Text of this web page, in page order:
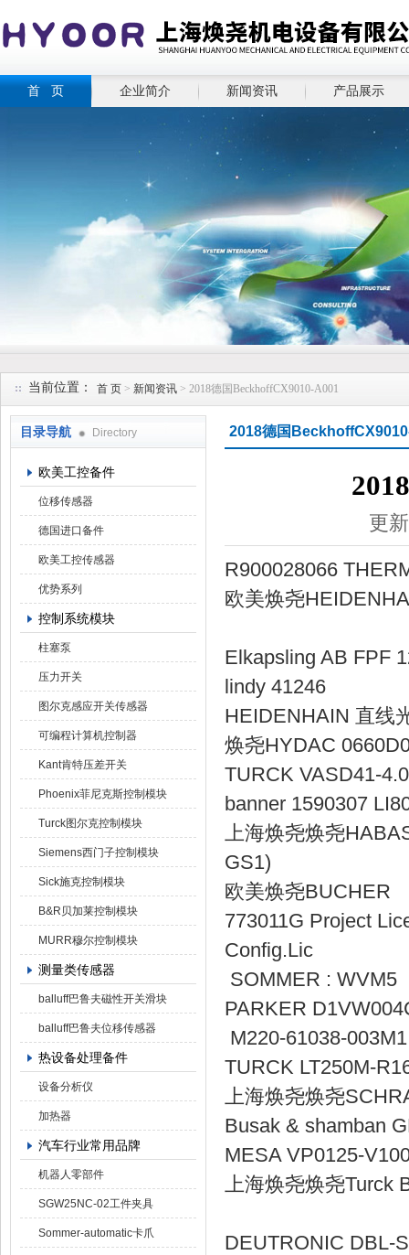
首 页 企业简介 新闻资讯 产品展示
当前位置： 首 页 > 新闻资讯 > 2018德国BeckhoffCX9010-A001
目录导航 Directory
欧美工控备件
位移传感器
德国进口备件
欧美工控传感器
优势系列
控制系统模块
柱塞泵
压力开关
图尔克感应开关传感器
可编程计算机控制器
Kant肯特压差开关
Phoenix菲尼克斯控制模块
Turck图尔克控制模块
Siemens西门子控制模块
Sick施克控制模块
B&R贝加莱控制模块
MURR穆尔控制模块
测量类传感器
balluff巴鲁夫磁性开关滑块
balluff巴鲁夫位移传感器
热设备处理备件
设备分析仪
加热器
汽车行业常用品牌
机器人零部件
SGW25NC-02工件夹具
Sommer-automatic卡爪
2018德国
更
R900028066
欧美焕尧
Elkapsling AB
lindy
焕尧HYDAC
TURCK
banner
上海焕尧焕尧
欧美焕尧
773011G Project
PARKER
M220-
TURCK
上海焕尧焕
Busak &
MESA
上海焕尧焕尧
DEUTRONIC DBL-